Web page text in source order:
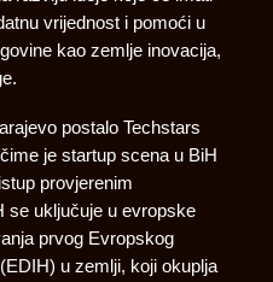
vrijednost i pomoći u
kao zemlje inovacija,
postalo Techstars
je startup scena u BiH
provjerenim
se uključuje u evropske
prvog Evropskog
u zemlji, koji okuplja